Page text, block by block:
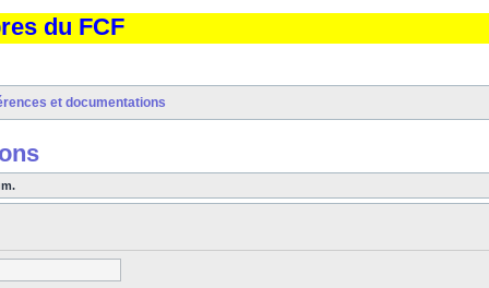
du FCF
et documentations